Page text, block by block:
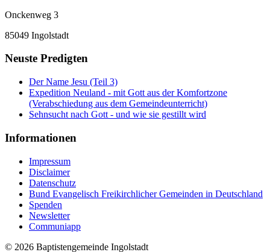
Onckenweg 3
85049 Ingolstadt
Neuste Predigten
Der Name Jesu (Teil 3)
Expedition Neuland - mit Gott aus der Komfortzone
(Verabschiedung aus dem Gemeindeunterricht)
Sehnsucht nach Gott - und wie sie gestillt wird
Informationen
Impressum
Disclaimer
Datenschutz
Bund Evangelisch Freikirchlicher Gemeinden in Deutschland
Spenden
Newsletter
Communiapp
© 2026 Baptistengemeinde Ingolstadt